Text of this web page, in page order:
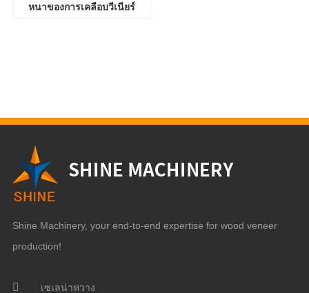
หนาของการเคลือบวีเนียร์
Shine Machinery, your end-to-end expertise for wood veneer
production!
เซเลน่าหวาง